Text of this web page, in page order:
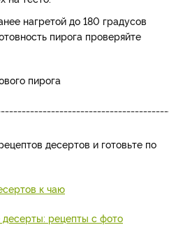
нагретой до 180 градусов
пирога проверяйте
десертов и готовьте по
к чаю
рецепты с фото